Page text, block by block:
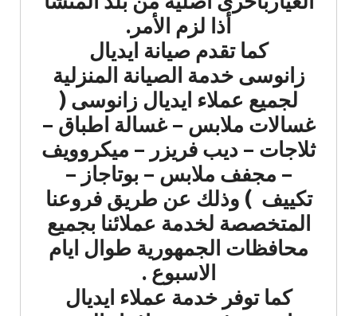
أذا لزم الأمر.
كما تقدم صيانة ايديال
زانوسى خدمة الصيانة المنزلية
لجميع عملاء ايديال زانوسى (
غسالات ملابس – غسالة اطباق –
ثلاجات – ديب فريزر – ميكروويف
– مجفف ملابس – بوتاجاز –
تكييف ) وذلك عن طريق فروعنا
المتخصصة لخدمة عملائنا بجميع
محافظات الجمهورية طوال ايام
الاسبوع .
كما توفر خدمة عملاء ايديال